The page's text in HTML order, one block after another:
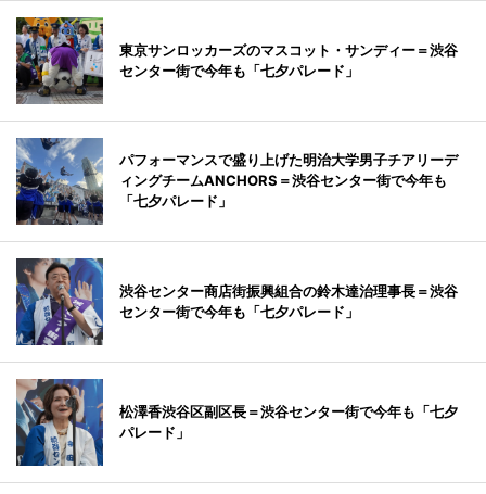
東京サンロッカーズのマスコット・サンディー＝渋谷
センター街で今年も「七夕パレード」
パフォーマンスで盛り上げた明治大学男子チアリーデ
ィングチームANCHORS＝渋谷センター街で今年も
「七夕パレード」
渋谷センター商店街振興組合の鈴木達治理事長＝渋谷
センター街で今年も「七夕パレード」
松澤香渋谷区副区長＝渋谷センター街で今年も「七夕
パレード」